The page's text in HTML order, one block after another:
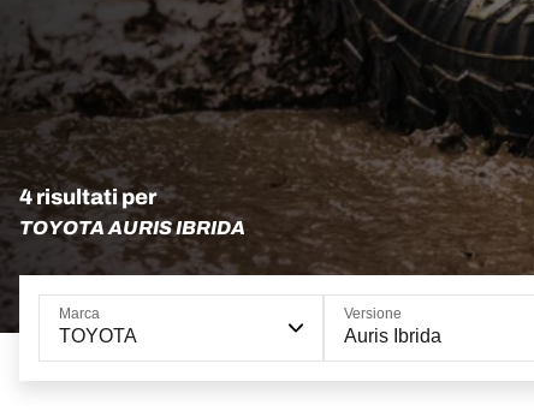
4 risultati per
TOYOTA AURIS IBRIDA
Marca
TOYOTA
Versione
Auris Ibrida